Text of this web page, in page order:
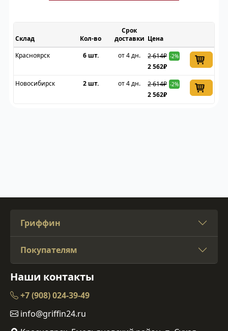
Склад
Срок
доставки Цена
Красноярск
6 шт. от 4 дн. 2 614₽ -2%
2 562₽
Новосибирск
2 шт. от 4 дн. 2 614₽ -2%
2 562₽
Гриффин
Покупателям
Наши контакты
+7 (908) 024-39-49
info@griffin24.ru